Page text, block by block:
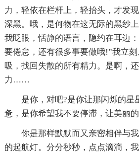
力，轻依在栏杆上，轻抬头，才发
深黑。哦，是何物在这无际的黑纱
我眨眼，恬静的语言，隐约在耳边
要倦怠，还有很多事要做哦!”我立
吸，找回失散的所有精力。是啊，
力……
是你，对吧?是你让那闪烁的星
惫，是你希望我不要停滞，让美丽
你是那样默默而又亲密相伴与我
的起航灯。分分秒秒，点点滴滴，